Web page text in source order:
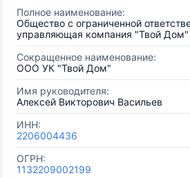
Полное наименование:
Общество с ограниченной
управляющая компания "Твой Дом"
Сокращенное наименование:
ООО УК "Твой Дом"
Имя руководителя:
Алексей Викторович Васильев
ИНН:
2206004436
ОГРН:
1132209002199